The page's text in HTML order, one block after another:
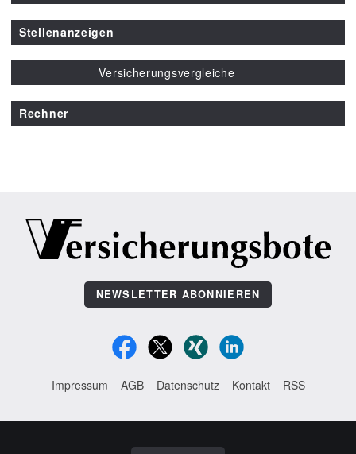
Stellenanzeigen
Versicherungsvergleiche
Rechner
NEWSLETTER ABONNIEREN
Impressum AGB Datenschutz Kontakt RSS